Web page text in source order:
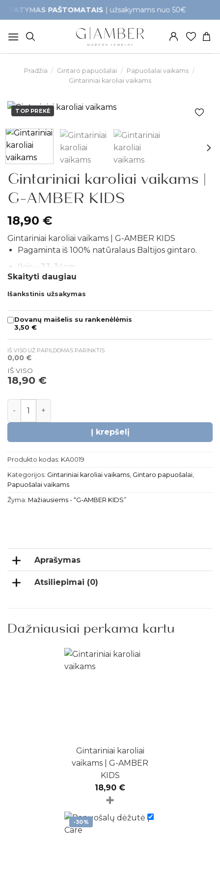
to
content
PAŠTOMATAIS| užsakymams nuo 50€
Pradžia / Gintaro papuošalai / Papuošalai vaikams /
Gintariniai karoliai vaikams
TOP PREKĖ
Gintariniai karoliai vaikams |
G-AMBER KIDS
18,90 €
Gintariniai karoliai vaikams | G-AMBER KIDS
Pagaminta iš 100% natūralaus Baltijos gintaro.
Ilgis – 33-34cm.
Spalva – įvairiaspalviai.
Suverta per mazgą ant patvaraus kaprono siūlo.
Užsegimas – saugus, tinkamas kūdikiams – stipriau
patraukus patys atsisega.
dėžutę.
*Gaminyje yra smulkių detalių. Mažamečiai vaikai gali
Skaityti daugiau
Išankstinis užsakymas
Dovanų maišelis su rankenėlėmis
3,50 €
IŠ VISO UŽ PAPILDOMAS PARINKTIS
0,00 €
IŠ VISO
18,90 €
produkto kiekis: Gintariniai karoliai vaikams | G-AMBER
Į krepšelį
Produkto kodas: KA0019
Kategorijos: Gintariniai karoliai vaikams, Gintaro papuošalai,
Papuošalai vaikams
Žyma: Mažiausiems - “G-AMBER KIDS”
Aprašymas
Atsiliepimai (0)
Dažniausiai perkama kartu
Gintariniai karoliai
vaikams | G-AMBER
KIDS
18,90 €
+
-30%